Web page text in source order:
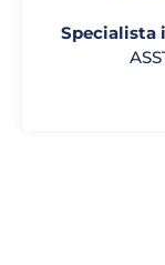
Specialista